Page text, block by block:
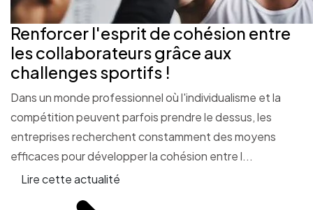
Renforcer l'esprit de cohésion entre
les collaborateurs grâce aux
challenges sportifs !
Dans un monde professionnel où l'individualisme et la
compétition peuvent parfois prendre le dessus, les
entreprises recherchent constamment des moyens
efficaces pour développer la cohésion entre l...
Lire cette actualité